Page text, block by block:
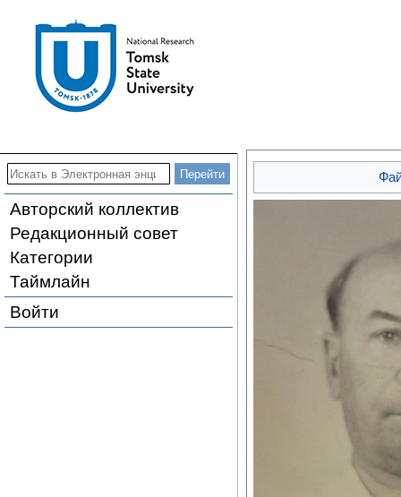
Авторский коллектив
Редакционный совет
Категории
Таймлайн
Войти